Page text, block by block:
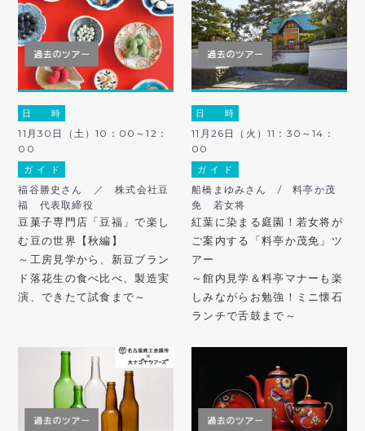
日 時
11月30日（土）10：00～12：
00
ガ イ ド
福谷勝史さん ／ 株式会社豆
福 代表取締役
豆菓子専門店「豆福」で楽し
む豆の世界【秋編】
～工房見学から、新豆ブラン
ド落花生の食べ比べ、製造実
演、できたて試食まで～
日 時
11月26日（火）11：30～14：
00
ガ イ ド
船橋まゆみさん / 料亭か茂
免 若女将
紅葉に染まる庭園！若女将が
ご案内する「料亭か茂免」ツ
アー
～館内見学＆料亭マナーも楽
しみながらお勉強！ミニ懐石
ランチで舌鼓まで～